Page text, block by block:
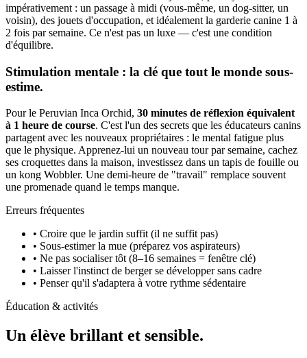
impérativement : un passage à midi (vous-même, un dog-sitter, un
voisin), des jouets d'occupation, et idéalement la garderie canine 1 à
2 fois par semaine. Ce n'est pas un luxe — c'est une condition
d'équilibre.
Stimulation mentale : la clé que tout le monde sous-
estime.
Pour le Peruvian Inca Orchid, 30 minutes de réflexion équivalent
à 1 heure de course. C'est l'un des secrets que les éducateurs canins
partagent avec les nouveaux propriétaires : le mental fatigue plus
que le physique. Apprenez-lui un nouveau tour par semaine, cachez
ses croquettes dans la maison, investissez dans un tapis de fouille ou
un kong Wobbler. Une demi-heure de "travail" remplace souvent
une promenade quand le temps manque.
Erreurs fréquentes
• Croire que le jardin suffit (il ne suffit pas)
• Sous-estimer la mue (préparez vos aspirateurs)
• Ne pas socialiser tôt (8–16 semaines = fenêtre clé)
• Laisser l'instinct de berger se développer sans cadre
• Penser qu'il s'adaptera à votre rythme sédentaire
Éducation & activités
Un élève brillant et sensible.